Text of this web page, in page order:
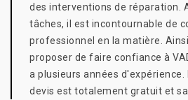
des interventions de réparation.
tâches, il est incontournable de
professionnel en la matière.
proposer de faire confiance à
a plusieurs années
devis est totalement gratuit et